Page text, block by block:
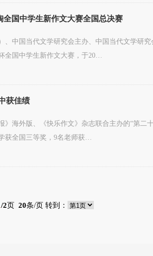
国中学生新作文大赛全国总决赛
、中国当代文学研究会主办、中国当代文学研
全国中学生新作文大赛，于20…
获佳绩
》海外版、《快乐作文》杂志联合主办的“第二
获全国三等奖，9名老师获…
/2页 20条/页 转到：